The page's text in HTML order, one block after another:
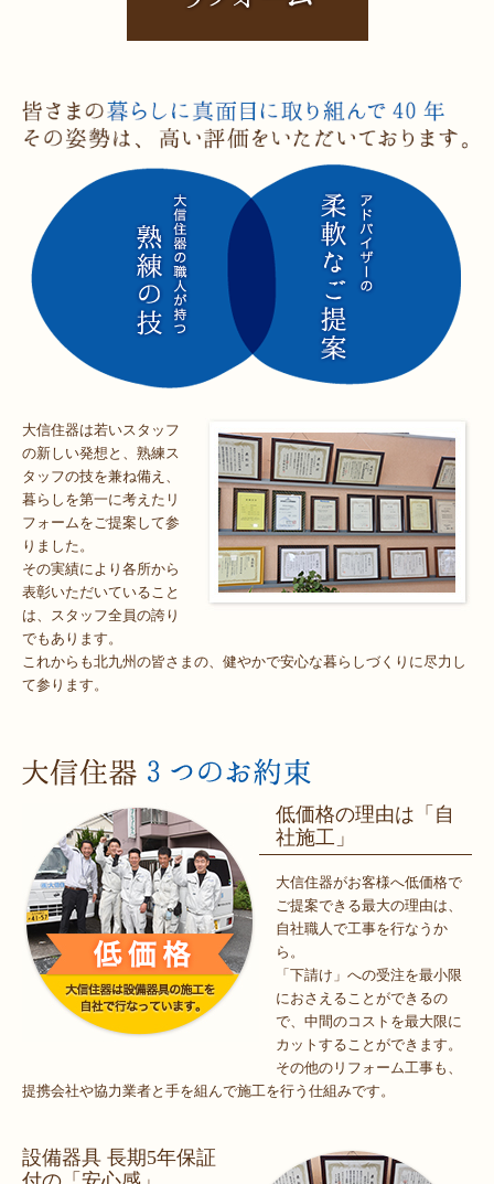
大信住器は若いスタッフ
の新しい発想と、熟練ス
タッフの技を兼ね備え、
暮らしを第一に考えたリ
フォームをご提案して参
りました。
その実績により各所から
表彰いただいていること
は、スタッフ全員の誇り
でもあります。
これからも北九州の皆さまの、健やかで安心な暮らしづくりに尽力し
て参ります。
低価格の理由は「自
社施工」
大信住器がお客様へ低価格で
ご提案できる最大の理由は、
自社職人で工事を行なうか
ら。
「下請け」への受注を最小限
におさえることができるの
で、中間のコストを最大限に
カットすることができます。
その他のリフォーム工事も、
提携会社や協力業者と手を組んで施工を行う仕組みです。
設備器具 長期5年保証